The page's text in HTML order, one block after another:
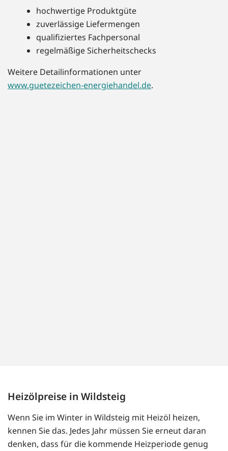
hochwertige Produktgüte
zuverlässige Liefermengen
qualifiziertes Fachpersonal
regelmäßige Sicherheitschecks
Weitere Detailinformationen unter
www.guetezeichen-energiehandel.de.
Heizölpreise in Wildsteig
Wenn Sie im Winter in Wildsteig mit Heizöl heizen,
kennen Sie das. Jedes Jahr müssen Sie erneut daran
denken, dass für die kommende Heizperiode genug